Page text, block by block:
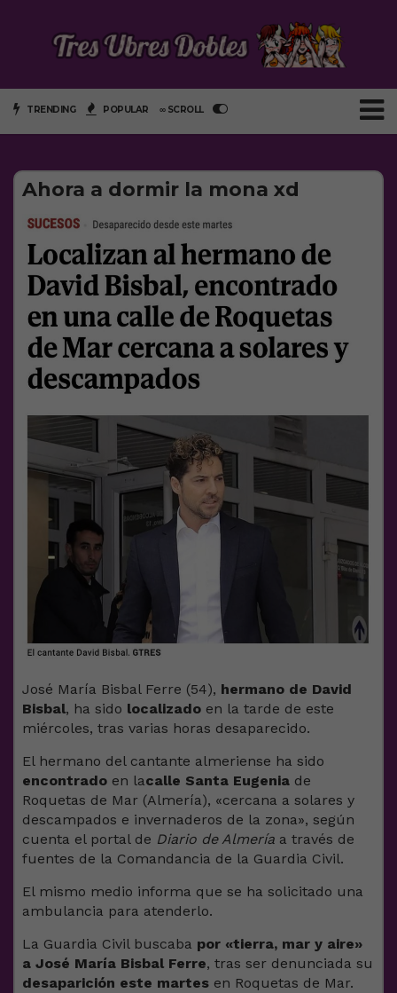
TRENDING POPULAR ∞ SCROLL
Ahora a dormir la mona xd
José María Bisbal Ferre (54), hermano de David
Bisbal, ha sido localizado en la tarde de este
miércoles, tras varias horas desaparecido.
El hermano del cantante almeriense ha sido
encontrado en lacalle Santa Eugenia de
Roquetas de Mar (Almería), «cercana a solares y
descampados e invernaderos de la zona», según
cuenta el portal de Diario de Almería a través de
fuentes de la Comandancia de la Guardia Civil.
El mismo medio informa que se ha solicitado una
ambulancia para atenderlo.
La Guardia Civil buscaba por «tierra, mar y aire»
a José María Bisbal Ferre, tras ser denunciada su
desaparición este martes en Roquetas de Mar.